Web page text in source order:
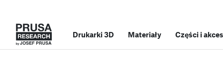
Drukarki 3D Materiały Części i